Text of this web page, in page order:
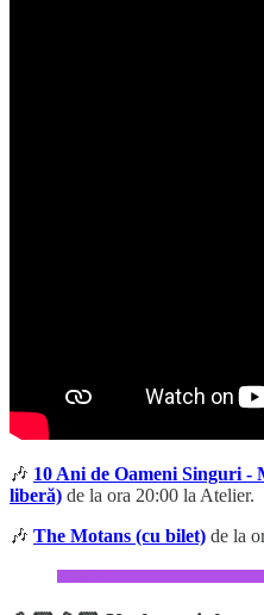
🎶 10 Ani de Oameni Singuri
liberă) de la ora 20:00 la Atelier.
🎶 The Motans (cu bilet) de la